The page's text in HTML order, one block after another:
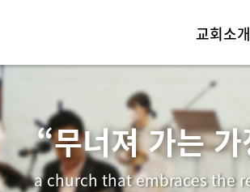
교회소개
담임목사 인사말
교회연혁
예배안내
섬기는 이들
“무너져 가는
a church that embraces the